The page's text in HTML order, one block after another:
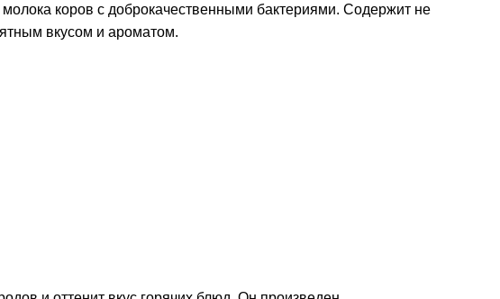
коров с доброкачественными бактериями. Содержит не
вкусом и ароматом.